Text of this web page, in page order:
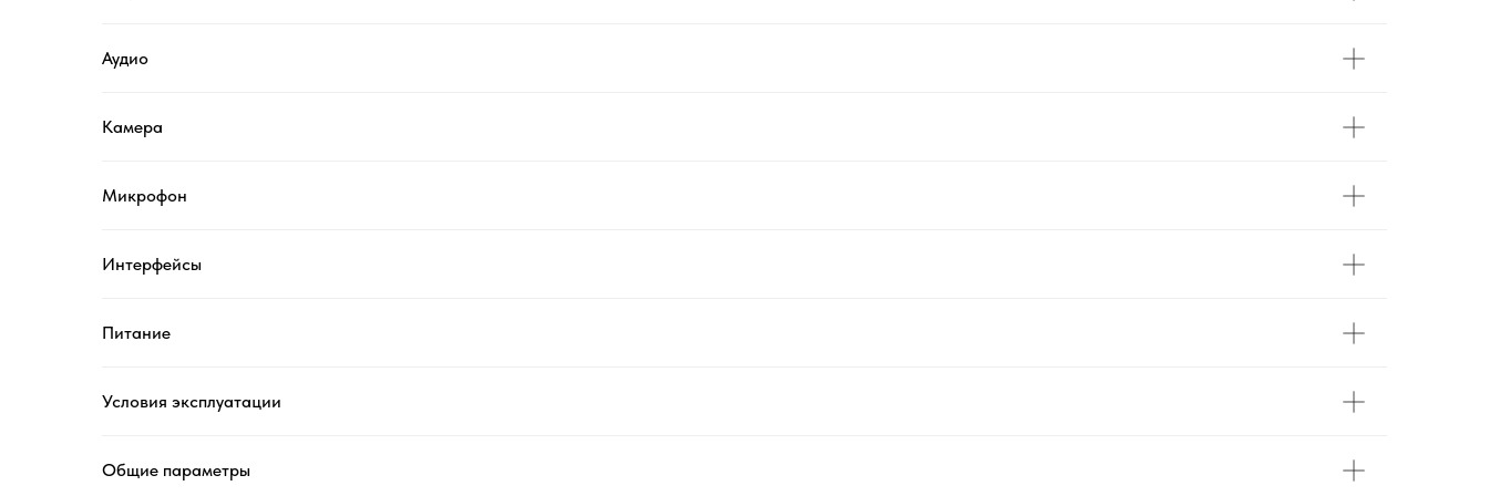
Аудио
Камера
Микрофон
Интерфейсы
Питание
Условия эксплуатации
Общие параметры